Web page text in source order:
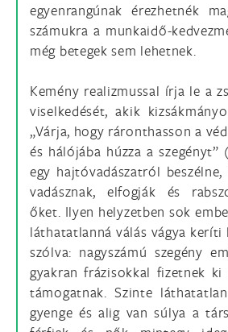
egyenrangúnak érezhetnék
számukra a munkaidő-
még betegek sem lehetnek.
Kemény realizmussal írja le a
viselkedését, akik
„Várja, hogy ráronthasson a
és hálójába húzza a
egy hajtóvadászatról
vadásznak, elfogják és
őket. Ilyen helyzetben sok
láthatatlanná válás vágya keríti
szólva: nagyszámú szegény
gyakran frázisokkal fizetnek ki
támogatnak. Szinte
gyenge és alig van súlya a